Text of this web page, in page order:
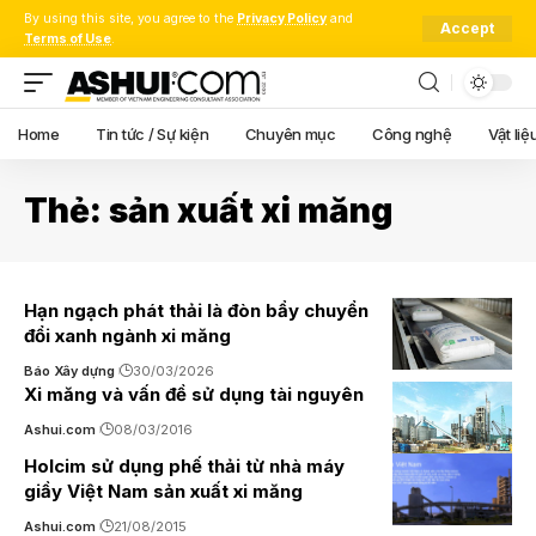
By using this site, you agree to the Privacy Policy and
Terms of Use.
Accept
Home Tin tức / Sự kiện Chuyên mục Công nghệ Vật
Thẻ: sản xuất xi măng
Hạn ngạch phát thải là đòn bẩy chuyển
đổi xanh ngành xi măng
Báo Xây dựng 30/03/2026
Xi măng và vấn đề sử dụng tài nguyên
Ashui.com 08/03/2016
Holcim sử dụng phế thải từ nhà máy
giầy Việt Nam sản xuất xi măng
Ashui.com 21/08/2015